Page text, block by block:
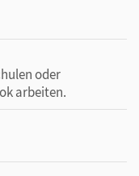
oder
arbeiten.